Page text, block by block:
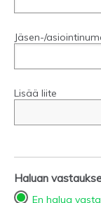
Jäsen-/
Lisää liite
Haluan
En halua